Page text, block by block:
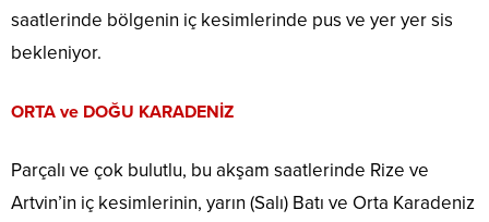
saatlerinde bölgenin iç kesimlerinde pus ve yer yer sis
bekleniyor.
ORTA ve DOĞU KARADENİZ
Parçalı ve çok bulutlu, bu akşam saatlerinde Rize ve
Artvin’in iç kesimlerinin, yarın (Salı) Batı ve Orta Karadeniz